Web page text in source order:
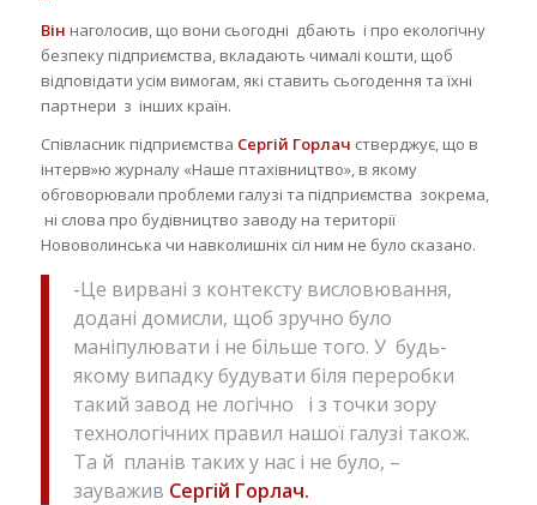
Він наголосив, що вони сьогодні дбають і про екологічну
безпеку підприємства, вкладають чималі кошти, щоб
відповідати усім вимогам, які ставить сьогодення та їхні
партнери з інших країн.
Співласник підприємства Сергій Горлач стверджує, що в
інтерв»ю журналу «Наше птахівництво», в якому
обговорювали проблеми галузі та підприємства зокрема,
ні слова про будівництво заводу на території
Нововолинська чи навколишніх сіл ним не було сказано.
-Це вирвані з контексту висловювання,
додані домисли, щоб зручно було
маніпулювати і не більше того. У будь-
якому випадку будувати біля переробки
такий завод не логічно і з точки зору
технологічних правил нашої галузі також.
Та й планів таких у нас і не було, –
зауважив Сергій Горлач.